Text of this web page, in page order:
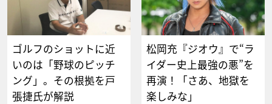
ゴルフのショットに近
いのは「野球のピッチ
ング」。その根拠を戸
張捷氏が解説
松岡充『ジオウ』で“ラ
イダー史上最強の悪”を
再演！「さあ、地獄を
楽しみな」